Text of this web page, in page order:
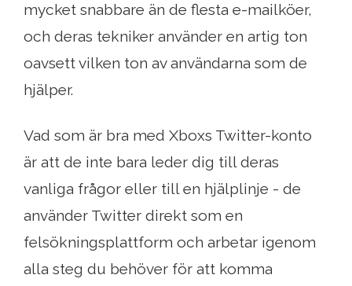
mycket snabbare än de flesta e-mailköer,
och deras tekniker använder en artig ton
oavsett vilken ton av användarna som de
hjälper.
Vad som är bra med Xboxs Twitter-konto
är att de inte bara leder dig till deras
vanliga frågor eller till en hjälplinje - de
använder Twitter direkt som en
felsökningsplattform och arbetar igenom
alla steg du behöver för att komma